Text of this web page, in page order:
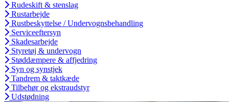
Rudeskift & stenslag
Rustarbejde
Rustbeskyttelse / Undervognsbehandling
Serviceeftersyn
Skadesarbejde
Styretøj & undervogn
Støddæmpere & affjedring
Syn og synstjek
Tandrem & taktkæde
Tilbehør og ekstraudstyr
Udstødning